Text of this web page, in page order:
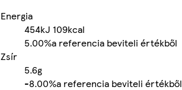
Energia
454kJ 109kcal
5.00%a referencia beviteli értékből
Zsír
5.6g
-8.00%a referencia beviteli értékből